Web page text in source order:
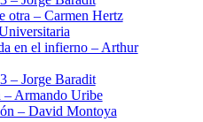
otra – Carmen Hertz
en el infierno – Arthur
– Jorge Baradit
– Armando Uribe
– David Montoya